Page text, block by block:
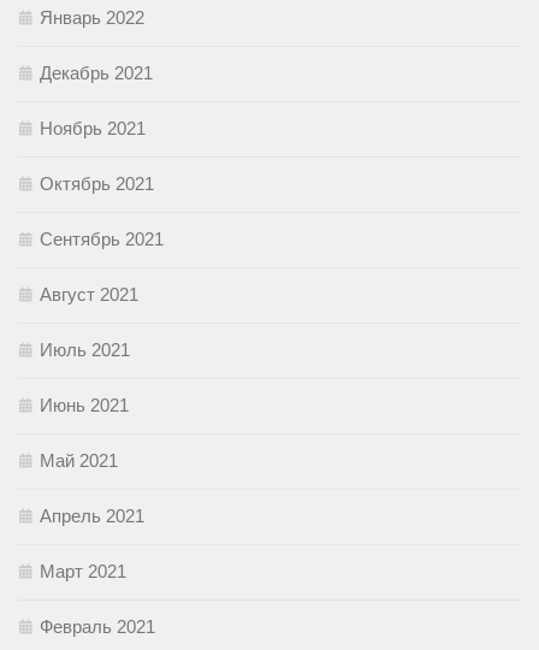
Январь 2022
Декабрь 2021
Ноябрь 2021
Октябрь 2021
Сентябрь 2021
Август 2021
Июль 2021
Июнь 2021
Май 2021
Апрель 2021
Март 2021
Февраль 2021